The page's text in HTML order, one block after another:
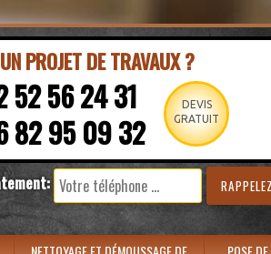
PROJET DE TRAVAUX ?
52 56 24 31
82 95 09 32
DEVIS
GRATUIT